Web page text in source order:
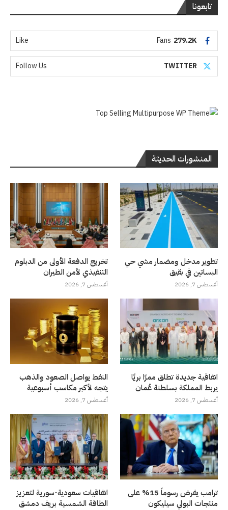
تابعونا
279.2K
Fans
Like
TWITTER
Follow Us
المنشورات الحديثة
تطوير مدخل ومضمار مشي حي
البساتين في بقيق
أغسطس 7, 2026
تخريج الدفعة الأولى من الدبلوم
التنفيذي لأمن الطيران
أغسطس 7, 2026
اتفاقية جديدة تطلق ممرًا بريًا
يربط المملكة بسلطنة عُمان
أغسطس 7, 2026
النفط يواصل الصعود والذهب
يتجه لأكبر مكاسب أسبوعية
أغسطس 7, 2026
ترامب يفرض رسوماً 15% على
منتجات البولي سيليكون
اتفاقيات سعودية-سورية لتعزيز
الطاقة الشمسية بريف دمشق